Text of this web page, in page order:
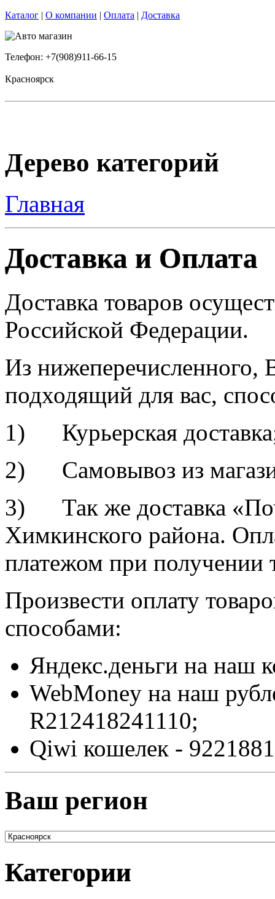
Каталог | О компании | Оплата | Доставка
Телефон: +7(908)911-66-15
Красноярск
Дерево категорий
Главная
Доставка и Оплата
Доставка товаров
Российской Федерации.
Из
подходящий для вас,
1) Курьерская
2) Самовывоз из
3) Так же доставка
Химкинского района.
платежом при получении
Произвести оплату
способами:
Яндекс.деньги на наш
WebMoney на наш
R212418241110;
Qiwi кошелек -
Ваш регион
Категории